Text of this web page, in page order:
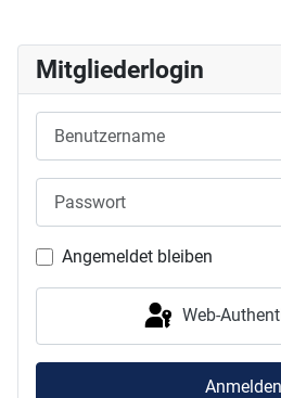
Mitgliederlogin
Angemeldet bleiben
Web-
Anmelden